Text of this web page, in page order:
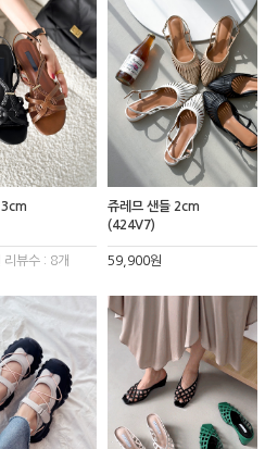
3cm
리뷰수 : 8개
쥬레므 샌들 2cm
(424V7)
59,900원